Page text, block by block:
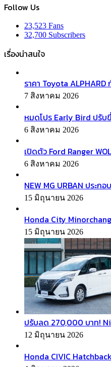
Follow Us
23,523 Fans
32,700 Subscribers
เรื่องน่าสนใจ
ราคา Toyota
7 สิงหาคม 2026
หมดโปร Early Bird ปรับ
6 สิงหาคม 2026
เปิดตัว Ford Ranger
6 สิงหาคม 2026
NEW MG URBAN ประ
15 มิถุนายน 2026
Honda City
15 มิถุนายน 2026
ปรับลด 270,000 บาท!
12 มิถุนายน 2026
Honda CIVIC